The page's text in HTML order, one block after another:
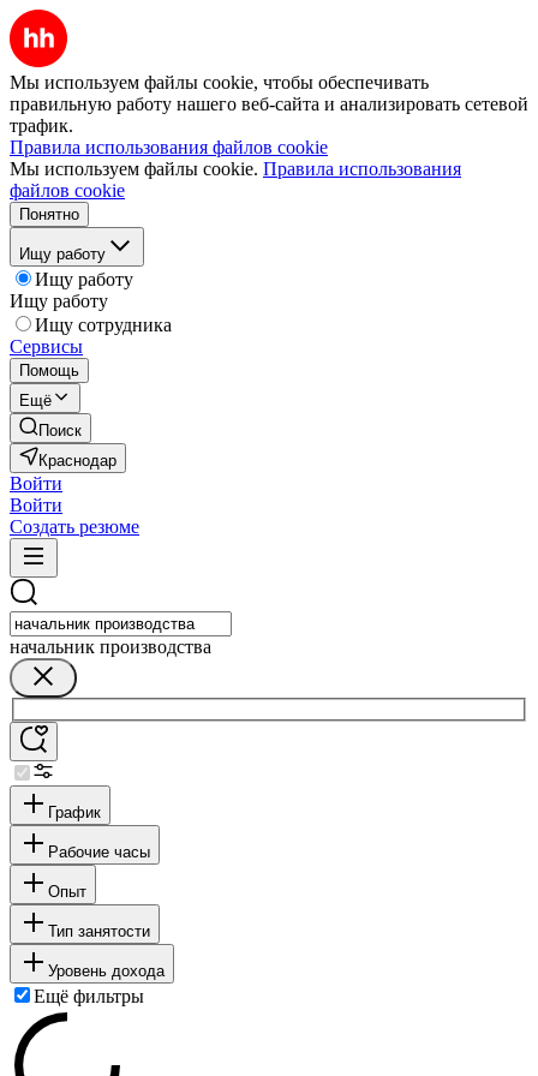
Мы используем файлы cookie, чтобы обеспечивать
правильную работу нашего веб-сайта и анализировать сетевой
трафик.
Правила использования файлов cookie
Мы используем файлы cookie. Правила использования
файлов cookie
Понятно
Ищу работу
Ищу работу
Ищу работу
Ищу сотрудника
Сервисы
Помощь
Ещё
Поиск
Краснодар
Войти
Войти
Создать резюме
начальник производства
График
Рабочие часы
Опыт
Тип занятости
Уровень дохода
Ещё фильтры